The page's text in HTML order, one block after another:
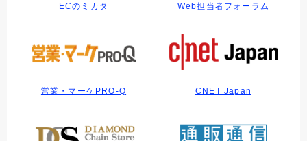
ECのミカタ Web担当者フォーラム
営業・マーケPRO-Q CNET Japan